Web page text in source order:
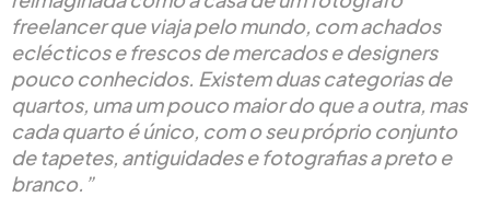
freelancer que viaja pelo mundo, com achados
eclécticos e frescos de mercados e designers
pouco conhecidos. Existem duas categorias de
quartos, uma um pouco maior do que a outra, mas
cada quarto é único, com o seu próprio conjunto
de tapetes, antiguidades e fotografias a preto e
branco.”